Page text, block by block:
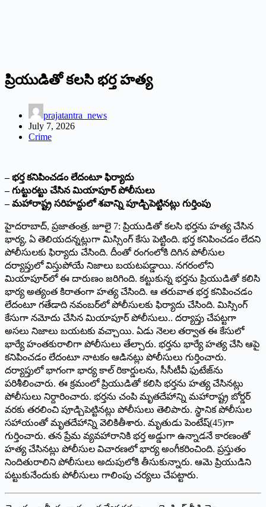
ప్రియుడితో కలసి భర్త హత్య
prajatantra_news
July 7, 2026
Crime
– భర్త కనిపించడం లేదంటూ ఫిర్యాదు
– గుట్టురట్టు చేసిన మియాపూర్‌ ‌పోలీసులు
– మహారాష్ట్ర సరిహద్దులో శవాన్ని పూడ్చిపెట్టినట్లు గుర్తింపు
హైదరాబాద్‌,‌ ప్రజాతంత్ర, జూలై 7: ప్రియుడితో కలసి భర్తను హత్య చేసిన
భార్య, ఏ తెలియదన్నట్లుగా మిస్సింగ్‌ ‌కేసు పెట్టింది. భర్త కనిపించడం లేదని
పోలీసులకు ఫిర్యాదు చేసింది. దీంతో రంగంలోకి దిగిన పోలీసుల
దర్యాప్తులో విస్తుపోయే నిజాలు బయటపడ్డాయి. నగరంలోని
మియాపూర్‌లో ఈ దారుణం జరిగింది. కట్టుకున్న భర్తను ప్రియుడితో కలిసి
భార్య అత్యంత కిరాతంగా హత్య చేసింది. ఆ తరువాత భర్త కనిపించడం
లేదంటూ గతేడాది నవంబర్‌లో పోలీసులకు ఫిర్యాదు చేసింది. మిస్సింగ్‌
‌కేసుగా నమోదు చేసిన మియాపూర్‌ ‌పోలీసులు.. దర్యాప్తు చేపట్టగా
అసలు నిజాలు బయటకు వచ్చాయి. ఏడు నెలల తర్వాత ఈ కేసులో
భార్యే హంతకురాలిగా పోలీసులు తేల్చారు. భర్తను భార్యే హత్య చేసి ఆపై
కనిపించడం లేదంటూ నాటకం ఆడినట్లు పోలీసులు గుర్తించారు.
దర్యాప్తులో భాగంగా భార్య కాల్‌ ‌రికార్డుల‌ను, సీసీటీవీ ఫుటేజ్‌ను
పరిశీలించారు. ఈ క్రమంలో ప్రియుడితో కలిసి భర్తను హత్య చేసినట్లు
పోలీసులు నిర్దారించారు. భర్తను చంపి మృతదేహాన్ని మహారాష్ట్ర బోర్డర్‌
‌వరకు తరలించి పూడ్చిపెట్టినట్లు పోలీసులు తెలిపారు. స్థానిక పోలీసుల
సహాయంతో మృతదేహాన్ని వెలికితీశారు. మృతుడు పెంటేష్‌(45)‌గా
గుర్తించారు. తన ప్రేమ వ్యవహారానికి భర్త అడ్డుగా ఉన్నాడనే కారణంతో
హత్య చేసినట్లు పోలీసుల విచారణలో భార్య అంగీకరించింది. ప్రస్తుతం
నిందితురాలిని పోలీసులు అదుపులోకి తీసుకున్నారు. ఆమె ప్రియుడిని
పట్టుకునేందుకు పోలీసులు గాలింపు చర్యలు చేపట్టారు.